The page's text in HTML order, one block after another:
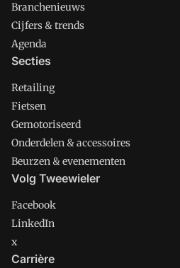
Branchenieuws
Cijfers & trends
Agenda
Secties
Retailing
Fietsen
Gemotoriseerd
Onderdelen & accessoires
Beurzen & evenementen
Volg Tweewieler
Facebook
LinkedIn
x
Carrière